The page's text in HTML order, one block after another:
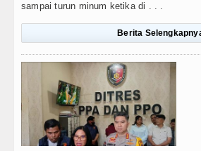
sampai turun minum ketika di . . .
Berita